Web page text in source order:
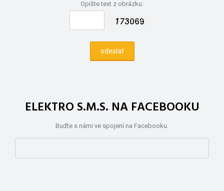
Opište text z obrázku:
ELEKTRO S.M.S. NA FACEBOOKU
Buďte s námi ve spojení na Facebooku.